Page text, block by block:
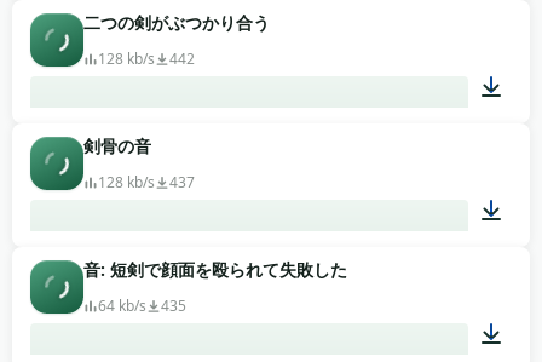
二つの剣がぶつかり合う
128 kb/s 442
剣骨の音
128 kb/s 437
音: 短剣で顔面を殴られて失敗した
64 kb/s 435